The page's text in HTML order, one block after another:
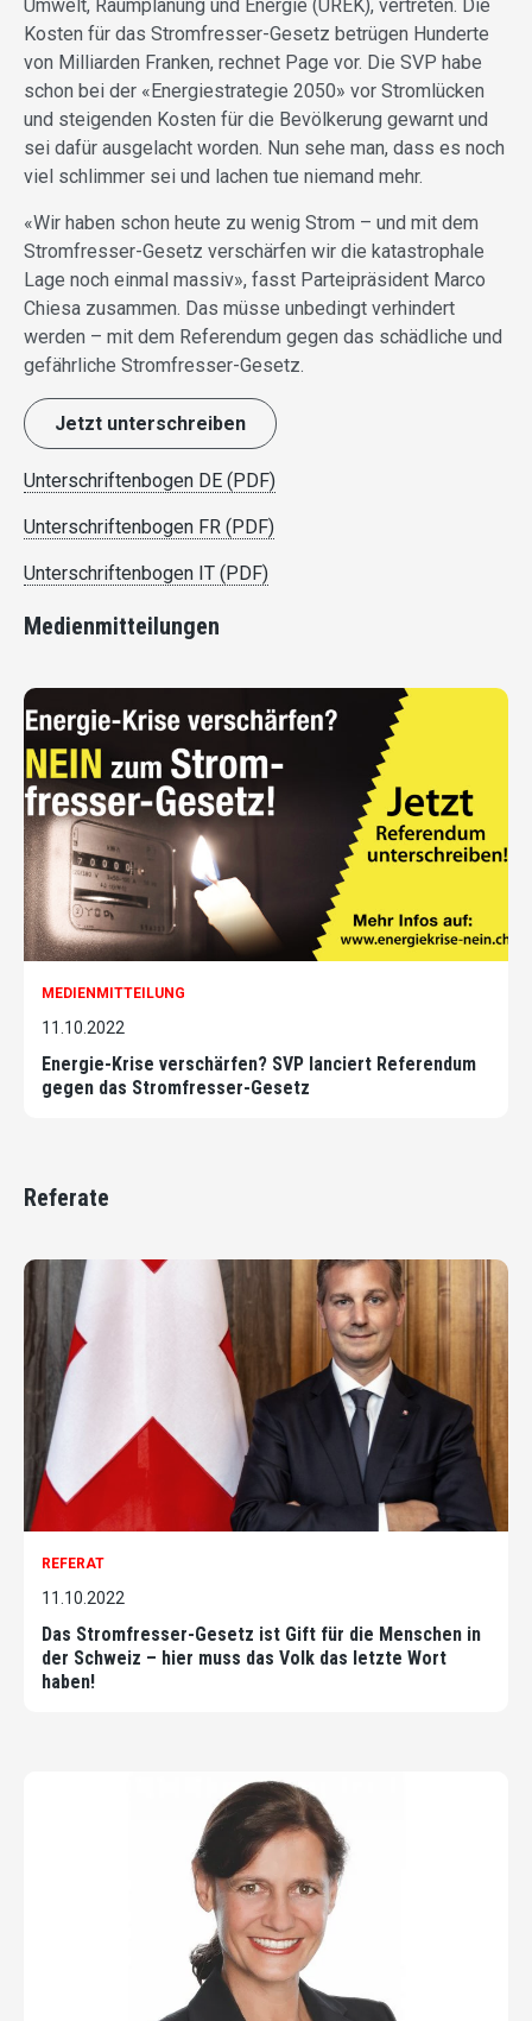
Umwelt, Raumplanung und Energie (UREK), vertreten. Die
Kosten für das Stromfresser-Gesetz betrügen Hunderte
von Milliarden Franken, rechnet Page vor. Die SVP habe
schon bei der «Energiestrategie 2050» vor Stromlücken
und steigenden Kosten für die Bevölkerung gewarnt und
sei dafür ausgelacht worden. Nun sehe man, dass es noch
viel schlimmer sei und lachen tue niemand mehr.
«Wir haben schon heute zu wenig Strom – und mit dem
Stromfresser-Gesetz verschärfen wir die katastrophale
Lage noch einmal massiv», fasst Parteipräsident Marco
Chiesa zusammen. Das müsse unbedingt verhindert
werden – mit dem Referendum gegen das schädliche und
gefährliche Stromfresser-Gesetz.
Jetzt unterschreiben
Unterschriftenbogen DE (PDF)
Unterschriftenbogen FR (PDF)
Unterschriftenbogen IT (PDF)
Medienmitteilungen
MEDIENMITTEILUNG
11.10.2022
Energie-Krise verschärfen? SVP lanciert Referendum
gegen das Stromfresser-Gesetz
Referate
REFERAT
11.10.2022
Das Stromfresser-Gesetz ist Gift für die Menschen in
der Schweiz – hier muss das Volk das letzte Wort
haben!